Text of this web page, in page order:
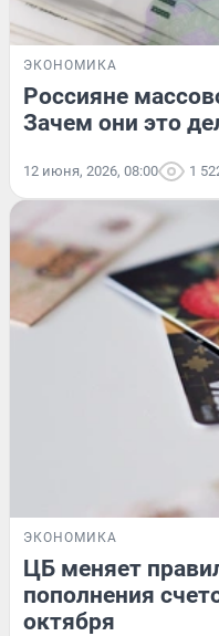
ЭКОНОМИКА
Россияне
Зачем они это
12 июня, 2026, 08:00 1
ЭКОНОМИКА
ЦБ меняет
пополнения
октября